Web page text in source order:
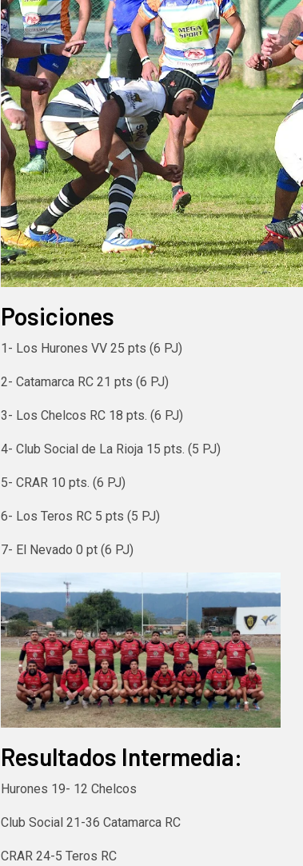
Posiciones
1- Los Hurones VV 25 pts (6 PJ)
2- Catamarca RC 21 pts (6 PJ)
3- Los Chelcos RC 18 pts. (6 PJ)
4- Club Social de La Rioja 15 pts. (5 PJ)
5- CRAR 10 pts. (6 PJ)
6- Los Teros RC 5 pts (5 PJ)
7- El Nevado 0 pt (6 PJ)
Resultados Intermedia:
Hurones 19- 12 Chelcos
Club Social 21-36 Catamarca RC
CRAR 24-5 Teros RC